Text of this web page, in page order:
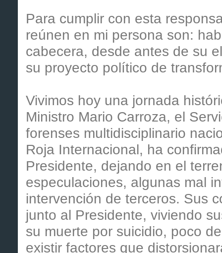
Para cumplir con esta
reúnen en mi persona son:
cabecera, desde antes de su
su proyecto político de
Vivimos hoy una jornada
Ministro Mario Carroza, el
forenses multidisciplinario
Roja Internacional, ha
Presidente, dejando en el
especulaciones, algunas mal
intervención de terceros. Sus
junto al Presidente, viviendo
su muerte por suicidio, poco
existir factores que